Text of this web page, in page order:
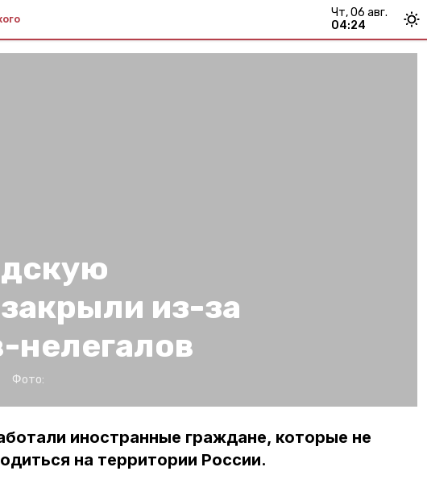
чт, 06 авг.
04:24
из-за
нелегалов
Фото:
иностранные граждане, которые не
на территории России.